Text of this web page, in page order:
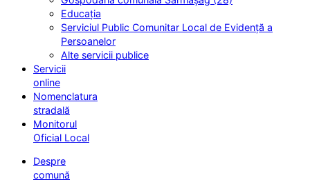
Educația
Serviciul Public Comunitar Local de Evidență a
Persoanelor
Alte servicii publice
Servicii
online
Nomenclatura
stradală
Monitorul
Oficial Local
Despre
comună